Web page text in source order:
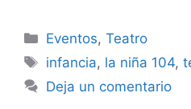
Categorías
Eventos,Teatro
Etiquetas
infancia, la niña 104,
Deja un comentario